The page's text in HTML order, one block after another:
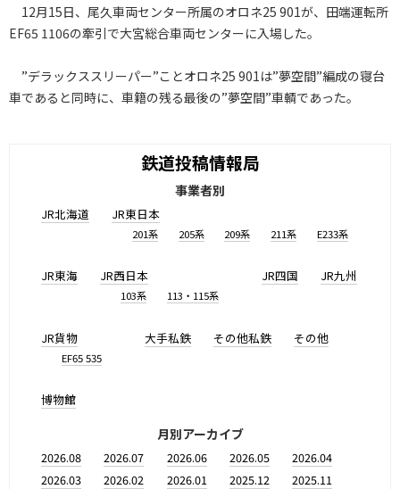
12月15日、尾久車両センター所属のオロネ25 901が、田端運転所
EF65 1106の牽引で大宮総合車両センターに入場した。
”デラックススリーパー”ことオロネ25 901は”夢空間”編成の寝台
車であると同時に、車籍の残る最後の”夢空間”車輌であった。
鉄道投稿情報局
事業者別
JR北海道 JR東日本
201系 205系 209系 211系 E233系
JR東海 JR西日本
103系 113・115系
JR四国 JR九州
JR貨物
EF65 535
大手私鉄 その他私鉄 その他
博物館
月別アーカイブ
2026.08 2026.07 2026.06 2026.05
2026.04
2026.03
2026.02 2026.01 2025.12
2025.11